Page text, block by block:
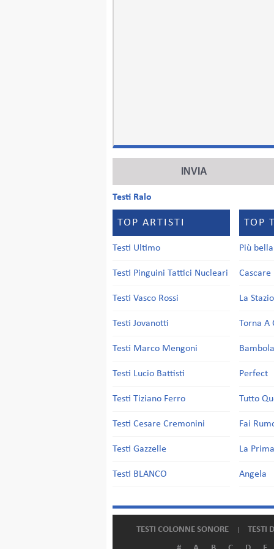
Testi Ralo
TOP ARTISTI
Testi Ultimo
Testi Pinguini Tattici Nucleari
Testi Vasco Rossi
Testi Jovanotti
Testi Marco Mengoni
Testi Lucio Battisti
Testi Tiziano Ferro
Testi Cesare Cremonini
Testi Gazzelle
Testi BLANCO
TOP
Più
Cascare
La
Torna A
Bambola
Perfect
Tutto
Fai
La
Angela
TESTI COLONNE SONORE TESTI